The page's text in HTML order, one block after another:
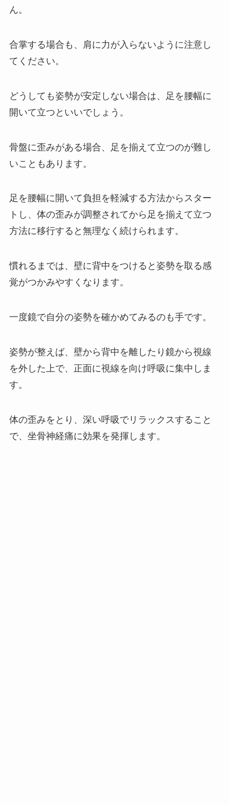
ん。
合掌する場合も、肩に力が入らないように注意し
てください。
どうしても姿勢が安定しない場合は、足を腰幅に
開いて立つといいでしょう。
骨盤に歪みがある場合、足を揃えて立つのが難し
いこともあります。
足を腰幅に開いて負担を軽減する方法からスター
トし、体の歪みが調整されてから足を揃えて立つ
方法に移行すると無理なく続けられます。
慣れるまでは、壁に背中をつけると姿勢を取る感
覚がつかみやすくなります。
一度鏡で自分の姿勢を確かめてみるのも手です。
姿勢が整えば、壁から背中を離したり鏡から視線
を外した上で、正面に視線を向け呼吸に集中しま
す。
体の歪みをとり、深い呼吸でリラックスすること
で、坐骨神経痛に効果を発揮します。